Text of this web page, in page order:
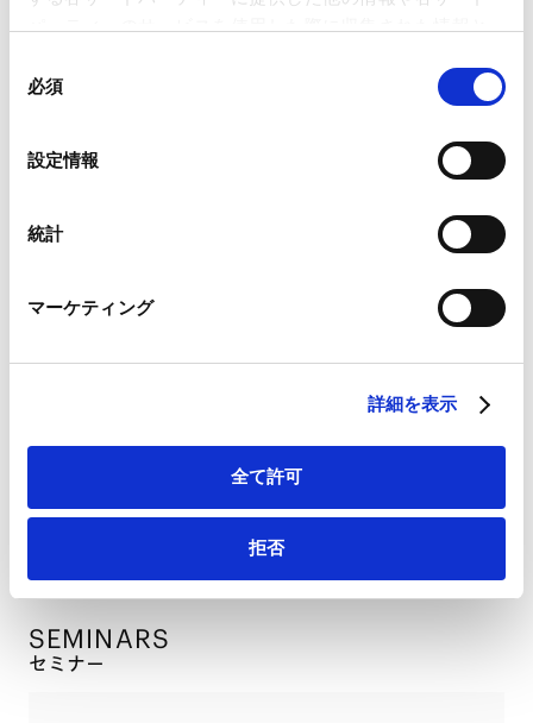
ことがあります。
Google Analytics利用規約（
Marketo
外部サイト）
LinkedIn プライバシーポリシー（
HubSpot プライバシーポリシー（外部サイト）
必須
設定情報
統計
マーケティング
詳細を表示
全て許可
拒否
RELATED INSIGHTS
NEWSLETTERS
【キャピタル・マーケッツ】「金融商品取引法
施行令の一部を改正する政令（案）」等 に対
するパブリックコメントの結果等について
SEMINARS
セミナー